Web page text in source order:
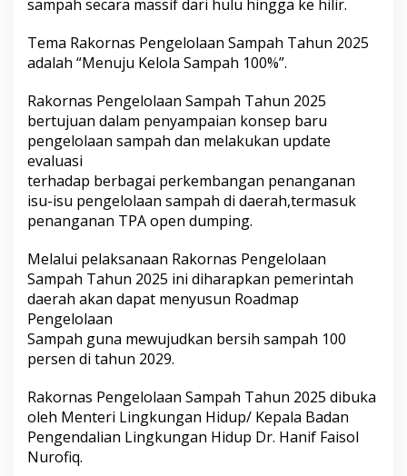
e
o
l
a
n
S
a
p
a
h
T
h
u
n
2
2
5
sampah secara massif dari hulu hingga ke hilir.
Tema Rakornas Pengelolaan Sampah Tahun 2025
adalah “Menuju Kelola Sampah 100%”.
Rakornas Pengelolaan Sampah Tahun 2025
bertujuan dalam penyampaian konsep baru
pengelolaan sampah dan melakukan update
evaluasi
terhadap berbagai perkembangan penanganan
isu-isu pengelolaan sampah di daerah,termasuk
penanganan TPA open dumping.
Melalui pelaksanaan Rakornas Pengelolaan
Sampah Tahun 2025 ini diharapkan pemerintah
daerah akan dapat menyusun Roadmap
Pengelolaan
Sampah guna mewujudkan bersih sampah 100
persen di tahun 2029.
Rakornas Pengelolaan Sampah Tahun 2025 dibuka
oleh Menteri Lingkungan Hidup/ Kepala Badan
Pengendalian Lingkungan Hidup Dr. Hanif Faisol
Nurofiq.